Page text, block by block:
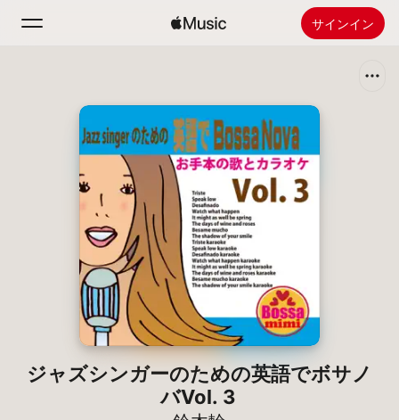
サインイン
ホーム
新着おすすめ
ラジオ
Apple Musicをインストール
ジャズシンガーのための英語でボサノ
バVol. 3